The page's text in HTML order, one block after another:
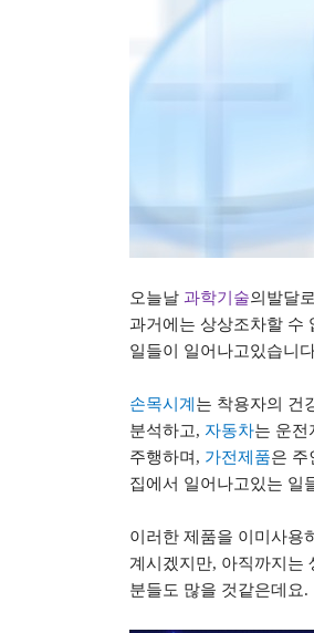
오늘날 과학기술의발달로
과거에는 상상조차할 수
일들이 일어나고있습니
손목시계 는 착용자의 건
분석하고, 자동차는 운전
주행하며 , 가전제품은 주
집에서 일어나고있는 일
이러한 제품을 이미사용
계시겠지만, 아직까지는
분들도 많을 것같은데요.